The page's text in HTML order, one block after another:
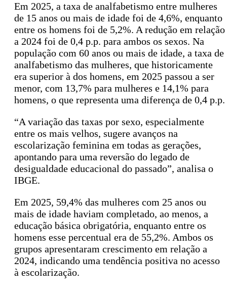
Em 2025, a taxa de analfabetismo entre mulheres
de 15 anos ou mais de idade foi de 4,6%, enquanto
entre os homens foi de 5,2%. A redução em relação
a 2024 foi de 0,4 p.p. para ambos os sexos. Na
população com 60 anos ou mais de idade, a taxa de
analfabetismo das mulheres, que historicamente
era superior à dos homens, em 2025 passou a ser
menor, com 13,7% para mulheres e 14,1% para
homens, o que representa uma diferença de 0,4 p.p.
“A variação das taxas por sexo, especialmente
entre os mais velhos, sugere avanços na
escolarização feminina em todas as gerações,
apontando para uma reversão do legado de
desigualdade educacional do passado”, analisa o
IBGE.
Em 2025, 59,4% das mulheres com 25 anos ou
mais de idade haviam completado, ao menos, a
educação básica obrigatória, enquanto entre os
homens esse percentual era de 55,2%. Ambos os
grupos apresentaram crescimento em relação a
2024, indicando uma tendência positiva no acesso
à escolarização.